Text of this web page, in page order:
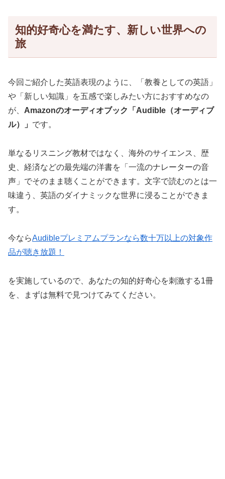
知的好奇心を満たす、新しい世界への
旅
今回ご紹介した英語表現のように、「教養としての英語」
や「新しい知識」を五感で楽しみたい方におすすめなの
が、 Amazonのオーディオブック「Audible（オーディブ
ル）」 です。
単なるリスニング教材ではなく、海外のサイエンス、歴
史、経済などの最先端の洋書を「一流のナレーターの音
声」でそのまま聴くことができます。文字で読むのとは一
味違う、英語のダイナミックな世界に浸ることができま
す。
今ならAudibleプレミアムプランなら数十万以上の対象作
品が聴き放題！
を実施しているので、あなたの知的好奇心を刺激する1冊
を、まずは無料で見つけてみてください。